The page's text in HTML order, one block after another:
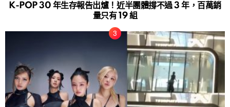
K-POP 30 年生存報告出爐！近半團體撐不過 3 年，百萬銷
量只有 19 組